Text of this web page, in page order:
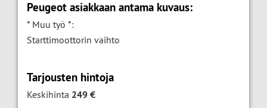
Peugeot asiakkaan antama kuvaus:
* Muu työ *:
Starttimoottorin vaihto
Tarjousten hintoja
Keskihinta 249 €